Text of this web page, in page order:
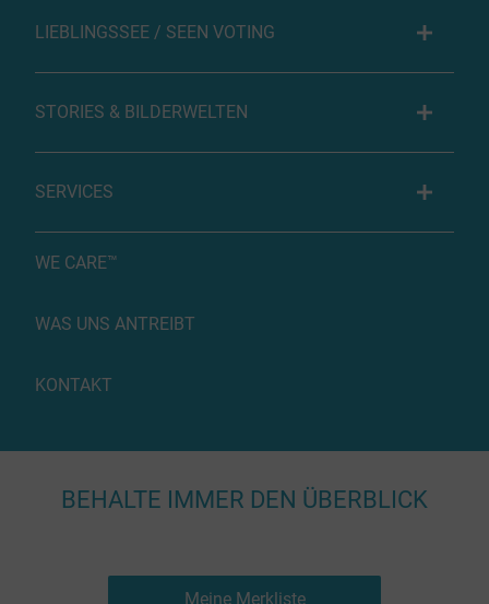
LIEBLINGSSEE / SEEN VOTING
STORIES & BILDERWELTEN
SERVICES
WE CARE™
WAS UNS ANTREIBT
KONTAKT
BEHALTE IMMER DEN ÜBERBLICK
Meine Merkliste